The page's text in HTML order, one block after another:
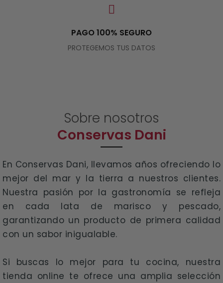
PAGO 100% SEGURO
PROTEGEMOS TUS DATOS
Sobre nosotros
Conservas Dani
En Conservas Dani, llevamos años ofreciendo lo
mejor del mar y la tierra a nuestros clientes.
Nuestra pasión por la gastronomía se refleja
en cada lata de marisco y pescado,
garantizando un producto de primera calidad
con un sabor inigualable.
Si buscas lo mejor para tu cocina, nuestra
tienda online te ofrece una amplia selección